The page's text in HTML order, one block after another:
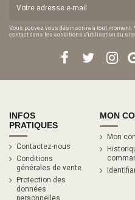
Vous pouvez vous désinscrire à tout
contact dans les conditions d'utilisation du
INFOS
PRATIQUES
Contactez-nous
Conditions
générales de vente
Protection des
données
personnelles
MON
Mon